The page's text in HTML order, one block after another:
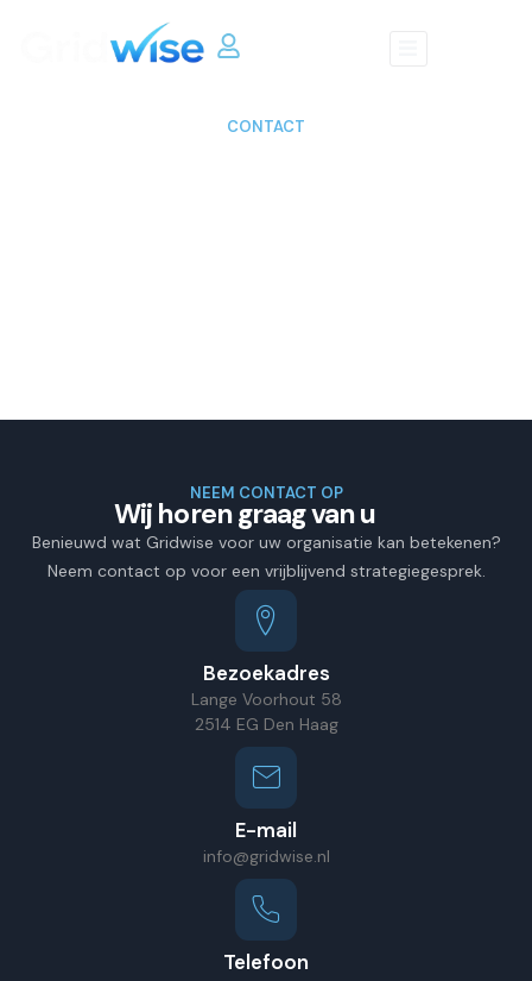
CONTACT
NEEM CONTACT OP
Wij horen graag van u
Benieuwd wat Gridwise voor uw organisatie kan betekenen?
Neem contact op voor een vrijblijvend strategiegesprek.
Bezoekadres
Lange Voorhout 58
2514 EG Den Haag
E-mail
info@gridwise.nl
Telefoon